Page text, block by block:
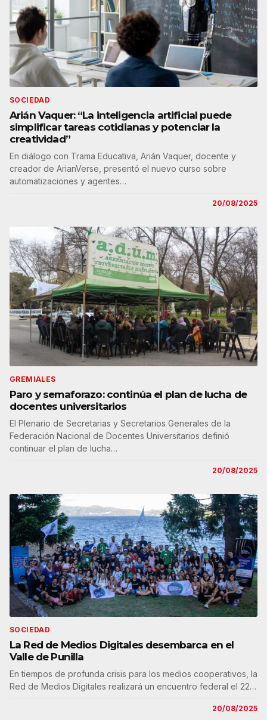
SOCIEDAD
Arián Vaquer: “La inteligencia artificial puede
simplificar tareas cotidianas y potenciar la
creatividad”
En diálogo con Trama Educativa, Arián Vaquer, docente y
creador de ArianVerse, presentó el nuevo curso sobre
automatizaciones y agentes…
20/08/2025
GREMIALES
Paro y semaforazo: continúa el plan de lucha de
docentes universitarios
El Plenario de Secretarias y Secretarios Generales de la
Federación Nacional de Docentes Universitarios definió
continuar el plan de lucha…
20/08/2025
SOCIEDAD
La Red de Medios Digitales desembarca en el
Valle de Punilla
En tiempos de profunda crisis para los medios cooperativos, la
Red de Medios Digitales realizará un encuentro federal el 22…
20/08/2025